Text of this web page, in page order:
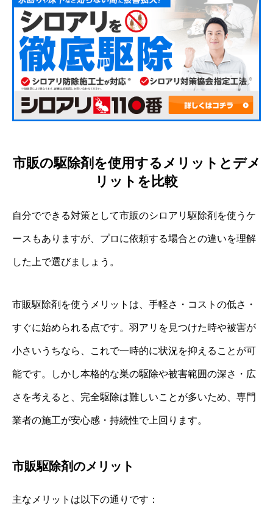
市販の駆除剤を使用するメリットとデメ
リットを比較
自分でできる対策として市販のシロアリ駆除剤を使うケ
ースもありますが、プロに依頼する場合との違いを理解
した上で選びましょう。
市販駆除剤を使うメリットは、手軽さ・コストの低さ・
すぐに始められる点です。羽アリを見つけた時や被害が
小さいうちなら、これで一時的に状況を抑えることが可
能です。しかし本格的な巣の駆除や被害範囲の深さ・広
さを考えると、完全駆除は難しいことが多いため、専門
業者の施工が安心感・持続性で上回ります。
市販駆除剤のメリット
主なメリットは以下の通りです：